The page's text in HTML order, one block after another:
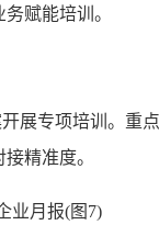
赋能培训。
展专项培训。重
精准度。